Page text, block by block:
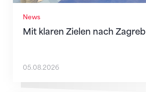
News
Mit klaren Zielen nach Zagreb
05.08.2026